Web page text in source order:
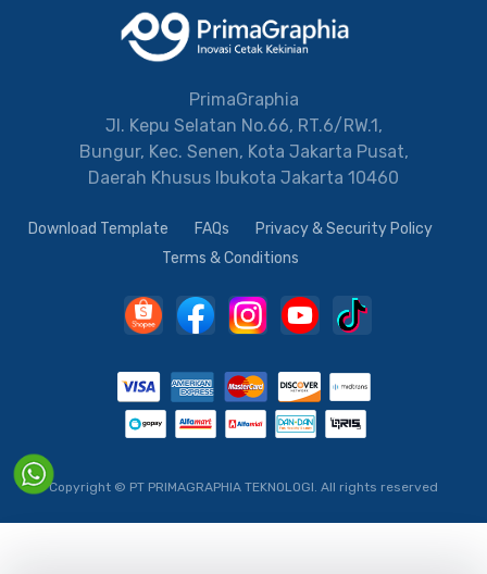
PrimaGraphia
Jl. Kepu Selatan No.66, RT.6/RW.1,
Bungur, Kec. Senen, Kota Jakarta Pusat,
Daerah Khusus Ibukota Jakarta 10460
Download Template FAQs
Privacy & Security Policy
Terms & Conditions
Copyright © PT PRIMAGRAPHIA TEKNOLOGI. All rights reserved